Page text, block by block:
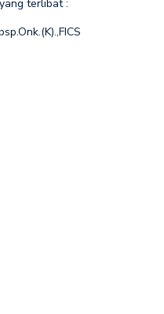
terlibat :